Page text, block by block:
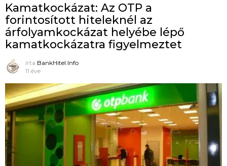
Kamatkockázat: Az OTP a
forintosított hiteleknél az
árfolyamkockázat helyébe lépő
kamatkockázatra figyelmeztet
írta BankHitel.Info
11 éve